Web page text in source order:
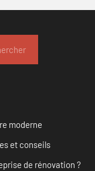
moderne
et conseils
de rénovation ?